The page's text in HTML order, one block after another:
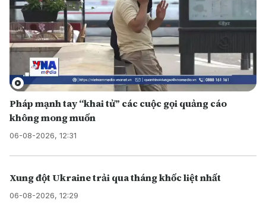
Pháp mạnh tay “khai tử” các cuộc gọi quảng cáo
không mong muốn
06-08-2026, 12:31
Xung đột Ukraine trải qua tháng khốc liệt nhất
06-08-2026, 12:29